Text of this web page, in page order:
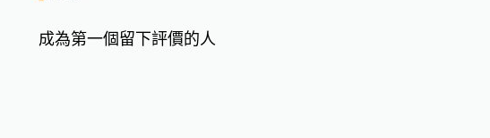
成為第一個留下評價的人